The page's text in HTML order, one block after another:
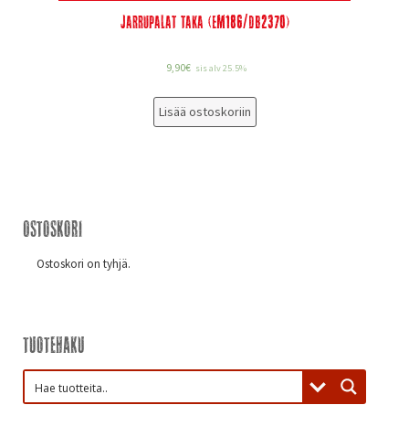
Jarrupalat taka (EM186/DB2370)
9,90€ sis alv 25.5%
Lisää ostoskoriin
Ostoskori
Ostoskori on tyhjä.
Tuotehaku